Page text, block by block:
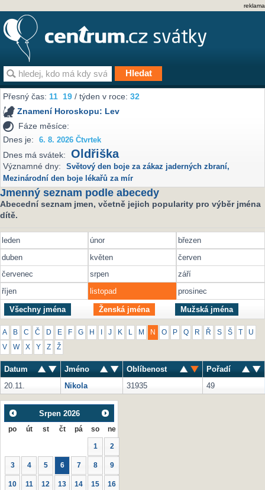
reklama
Přesný čas:11 19 / týden v roce:32
Znamení Horoskopu: Lev
Fáze měsíce:
Dnes je:
6. 8. 2026 Čtvrtek
Dnes má svátek: Oldřiška
Významné dny: Světový den boje za zákaz jaderných zbraní,
Mezinárodní den boje lékařů za mír
Jmenný seznam podle abecedy
Abecední seznam jmen, včetně jejich popularity pro výběr jména
dítě.
leden únor
březen
duben
květen
červen
červenec
srpen
září
říjen
listopad prosinec
Všechny jména Ženská jména Mužská jména
A B C Č D E F G H J K M N O P Q R Ř S Š U
V W X Y Z Ž
Datum Jméno Oblíbenost
Pořadí
20.11.
Nikola 31935 49
Srpen 2026
po út st čt pá so ne
1 2
3 4 5 6 7 8 9
10 11 12 13 14 15 16